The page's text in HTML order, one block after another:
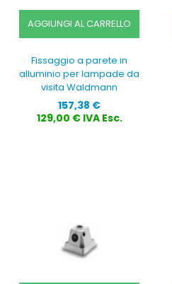
AGGIUNGI AL CARRELLO
Fissaggio a parete in
alluminio per lampade da
visita Waldmann
Prezzo
157,38 €
129,00 € IVA Esc.